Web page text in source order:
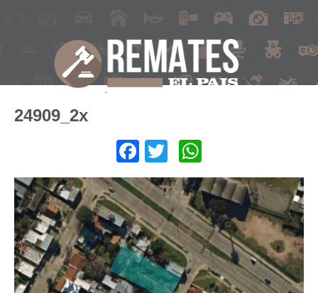
24909_2x
Facebook
Twitter